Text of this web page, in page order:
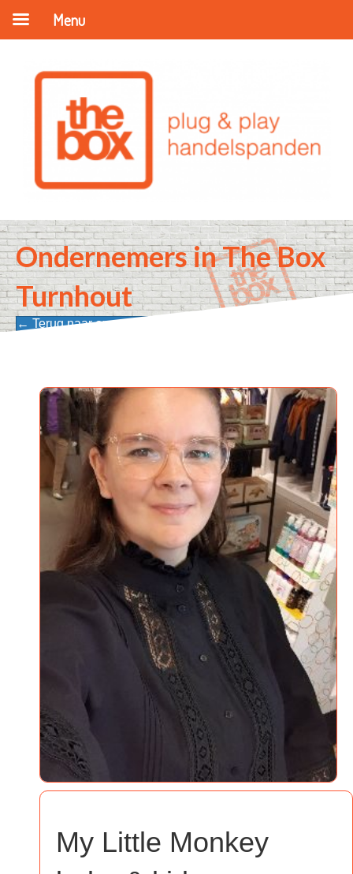
Ondernemers in The Box
Turnhout
← Terug naar onze ondernemers
My Little Monkey
Menu